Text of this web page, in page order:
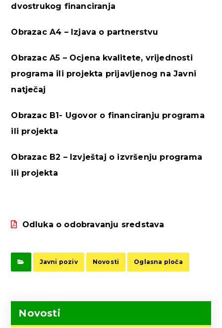
dvostrukog financiranja
Obrazac A4 – Izjava o partnerstvu
Obrazac A5 – Ocjena kvalitete, vrijednosti
programa ili projekta prijavljenog na Javni
natječaj
Obrazac B1- Ugovor o financiranju programa
ili projekta
Obrazac B2 – Izvještaj o izvršenju programa
ili projekta
Odluka o odobravanju sredstava
Javni poziv Novosti Oglasna ploča
Novosti